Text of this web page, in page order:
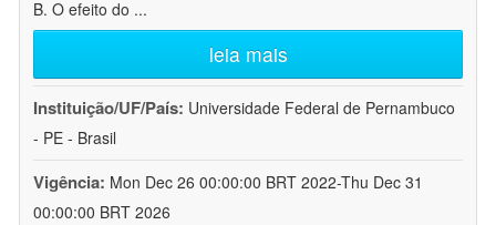
B. O efeito do ...
leia mais
Instituição/UF/País: Universidade Federal de Pernambuco
- PE - Brasil
Vigência: Mon Dec 26 00:00:00 BRT 2022-Thu Dec 31
00:00:00 BRT 2026